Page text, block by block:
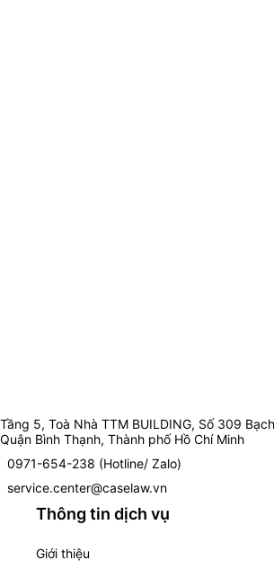
Tầng 5, Toà Nhà TTM BUILDING, Số 309
Quận Bình Thạnh, Thành phố Hồ Chí Minh
0971-654-238 (Hotline/ Zalo)
service.center@caselaw.vn
Thông tin dịch vụ
Giới thiệu